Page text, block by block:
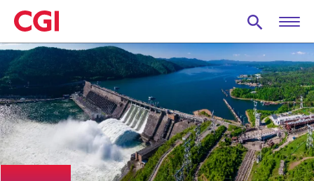
Skip
to
main
content